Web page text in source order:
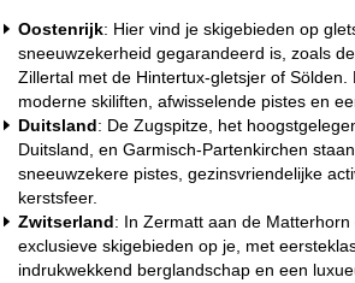
Oostenrijk: Hier vind je skigebieden op
sneeuwzekerheid gegarandeerd is, zoals
Zillertal met de Hintertux-gletsjer of Sölden.
moderne skiliften, afwisselende pistes en
Duitsland: De Zugspitze, het
Duitsland, en Garmisch-Partenkirchen
sneeuwzekere pistes, gezinsvriendelijke
kerstsfeer.
Zwitserland: In Zermatt aan de
exclusieve skigebieden op je, met
indrukwekkend berglandschap en een